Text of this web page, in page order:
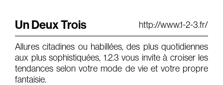
Gears & Instruments
Music
http://www.1-2-3.fr/
Un Deux Trois
Allures citadines ou habillées, des plus quotidiennes
aux plus sophistiquées, 1.2.3 vous invite à croiser les
tendances selon votre mode de vie et votre propre
fantaisie.